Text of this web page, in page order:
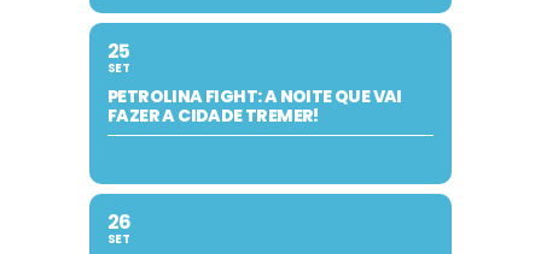
25
SET
PETROLINA FIGHT: A NOITE QUE VAI
FAZER A CIDADE TREMER!
26
SET